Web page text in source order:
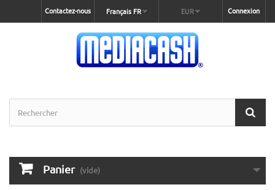
Connexion
EUR
Français FR
Contactez-nous
Panier (vide)